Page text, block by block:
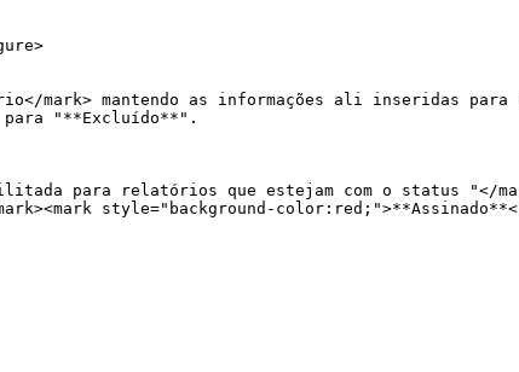
mark> mantendo as informações ali inseridas
para "**Excluído**".
para relatórios que estejam com o status "</
style="background-color:red;">**Assinado**</